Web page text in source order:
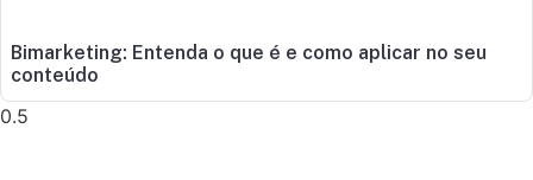
Bimarketing: Entenda o que é e como aplicar no seu
conteúdo